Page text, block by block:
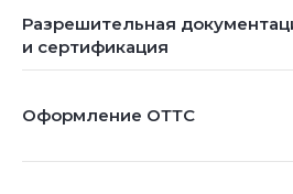
Разрешительная
и сертификация
Оформление ОТТС